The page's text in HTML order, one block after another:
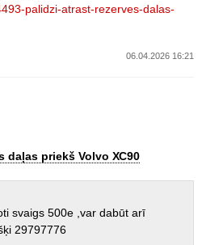
palidzi-atrast-rezerves-dalas-
06.04.2026 16:21
daļas priekš Volvo ХС90
svaigs 500e ,var dabūt arī
29797776